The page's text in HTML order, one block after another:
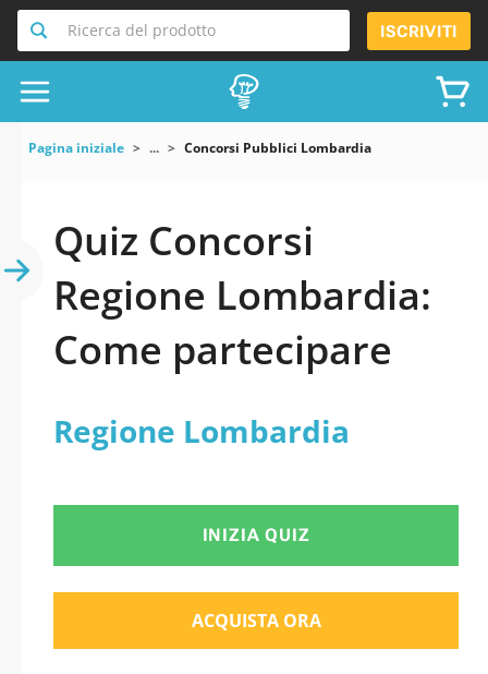
Ricerca del prodotto ISCRIVITI
Pagina iniziale ... Concorsi Pubblici Lombardia
Quiz Concorsi
Regione Lombardia:
Come partecipare
Regione Lombardia
INIZIA QUIZ
ACQUISTA ORA